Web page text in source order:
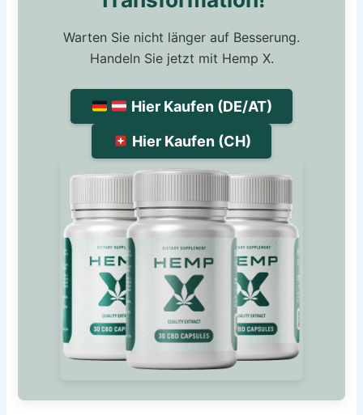
Warten Sie nicht länger auf Besserung.
Handeln Sie jetzt mit Hemp X.
Hier Kaufen (DE/AT)
Hier Kaufen (CH)